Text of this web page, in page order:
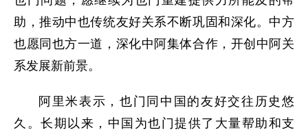
助，推动中也传统友好关系不断巩固和深化。中方
也愿同也方一道，深化中阿集体合作，开创中阿关
系发展新前景。
阿里米表示，也门同中国的友好交往历史悠
久。长期以来，中国为也门提供了大量帮助和支